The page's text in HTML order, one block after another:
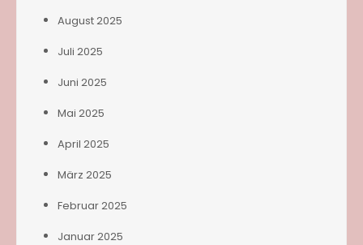
August 2025
Juli 2025
Juni 2025
Mai 2025
April 2025
März 2025
Februar 2025
Januar 2025